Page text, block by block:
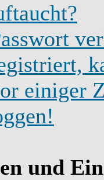
einiger
und